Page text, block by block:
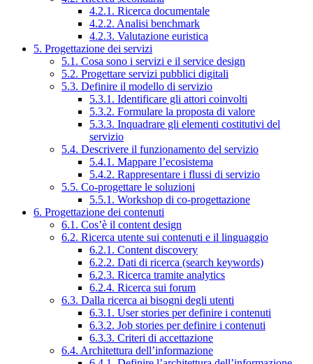
4.2.1. Ricerca documentale
4.2.2. Analisi benchmark
4.2.3. Valutazione euristica
5. Progettazione dei servizi
5.1. Cosa sono i servizi e il service design
5.2. Progettare servizi pubblici digitali
5.3. Definire il modello di servizio
5.3.1. Identificare gli attori coinvolti
5.3.2. Formulare la proposta di valore
5.3.3. Inquadrare gli elementi costitutivi del
servizio
5.4. Descrivere il funzionamento del servizio
5.4.1. Mappare l’ecosistema
5.4.2. Rappresentare i flussi di servizio
5.5. Co-progettare le soluzioni
5.5.1. Workshop di co-progettazione
6. Progettazione dei contenuti
6.1. Cos’è il content design
6.2. Ricerca utente sui contenuti e il linguaggio
6.2.1. Content discovery
6.2.2. Dati di ricerca (search keywords)
6.2.3. Ricerca tramite analytics
6.2.4. Ricerca sui forum
6.3. Dalla ricerca ai bisogni degli utenti
6.3.1. User stories per definire i contenuti
6.3.2. Job stories per definire i contenuti
6.3.3. Criteri di accettazione
6.4. Architettura dell’informazione